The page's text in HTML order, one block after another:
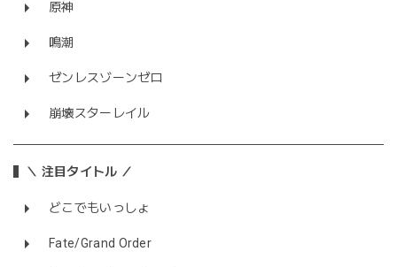
原神
鳴潮
ゼンレスゾーンゼロ
崩壊スターレイル
＼ 注目タイトル ／
どこでもいっしょ
Fate/Grand Order